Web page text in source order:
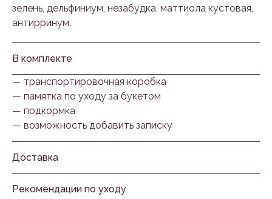
зелень, дельфиниум, незабудка, маттиола кустовая,
антирринум.
В комплекте
— транспортировочная коробка
— памятка по уходу за букетом
— подкормка
— возможность добавить записку
Доставка
Рекомендации по уходу